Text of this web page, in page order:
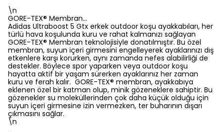
\n
GORE-TEX® Membran…
Adidas Ultraboost 5 Gtx erkek outdoor koşu ayakkabıları, her
türlü hava koşulunda kuru ve rahat kalmanızı sağlayan
GORE-TEX® Membran teknolojisiyle donatılmıştır. Bu özel
membran, suyun içeri girmesini engelleyerek ayaklarınızı dış
etkenlere karşı korurken, aynı zamanda nefes alabilirliği de
destekler. Böylece spor yaparken veya outdoor koşu
hayatta aktif bir yaşam sürerken ayaklarınız her zaman
kuru ve ferah kalır. GORE-TEX® membran, ayakkabıya
eklenen özel bir katman olup, minik gözeneklere sahiptir. Bu
gözenekler su moleküllerinden çok daha küçük olduğu için
suyun içeri girmesine izin vermezken, ter buharının dışarı
çıkmasını sağlar.
\n